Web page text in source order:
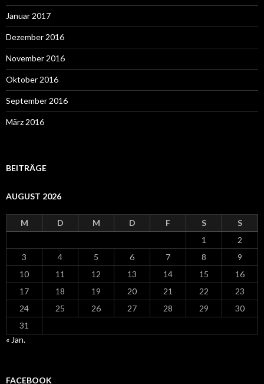
Januar 2017
Dezember 2016
November 2016
Oktober 2016
September 2016
März 2016
BEITRÄGE
AUGUST 2026
M D M D F S
S
1
2
3
4 5 6 7 8
9
10
11 12 13 14 15
16
17
18 19 20 21 22
23
24
25 26 27 28 29
30
31
« Jan.
FACEBOOK